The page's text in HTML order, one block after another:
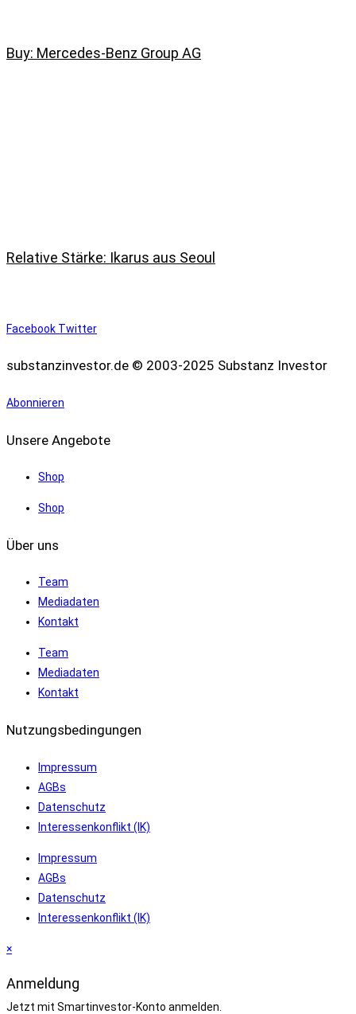
Buy: Mercedes-Benz Group AG
Relative Stärke: Ikarus aus Seoul
Facebook Twitter
substanzinvestor.de © 2003-2025 Substanz Investor
Abonnieren
Unsere Angebote
Shop
Shop
Über uns
Team
Mediadaten
Kontakt
Team
Mediadaten
Kontakt
Nutzungsbedingungen
Impressum
AGBs
Datenschutz
Interessenkonflikt (IK)
Impressum
AGBs
Datenschutz
Interessenkonflikt (IK)
×
Anmeldung
Jetzt mit Smartinvestor-Konto anmelden.